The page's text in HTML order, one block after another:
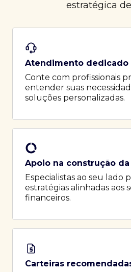
estratégica
Atendimento dedicado
Conte com profissionais
entender suas
soluções personalizadas.
Apoio na construção
Especialistas ao seu lado
estratégias alinhadas aos
financeiros.
Carteiras